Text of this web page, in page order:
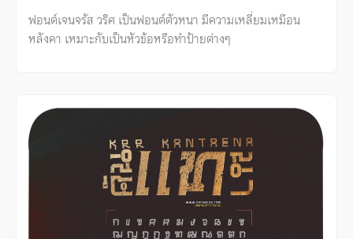
ฟอนต์เจนจรัส วริศ เป็นฟอนต์ตัวหนา มีความเหลี่ยมเหมือน
หลังคา เหมาะกับเป็นหัวข้อหรือทำป้ายต่างๆ